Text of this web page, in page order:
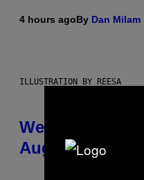
4 hours agoBy Dan Milam
ILLUSTRATION BY REESA
Weekly
August 15